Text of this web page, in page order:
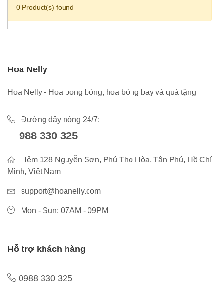
0 Product(s) found
Hoa Nelly
Hoa Nelly - Hoa bong bóng, hoa bóng bay và quà tặng
Đường dây nóng 24/7:
988 330 325
Hẻm 128 Nguyễn Sơn, Phú Thọ Hòa, Tân Phú, Hồ Chí
Minh, Việt Nam
support@hoanelly.com
Mon - Sun: 07AM - 09PM
Hỗ trợ khách hàng
0988 330 325